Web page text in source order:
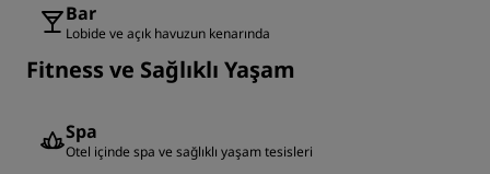
Bar
Lobide ve açık havuzun kenarında
Fitness ve Sağlıklı Yaşam
Spa
Otel içinde spa ve sağlıklı yaşam tesisleri